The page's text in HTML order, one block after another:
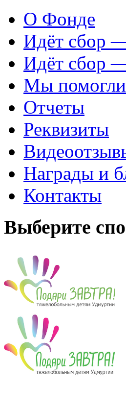
О Фонде
Идёт
Идёт
Мы помогли
Отчеты
Реквизиты
Награды и
Контакты
Выберите